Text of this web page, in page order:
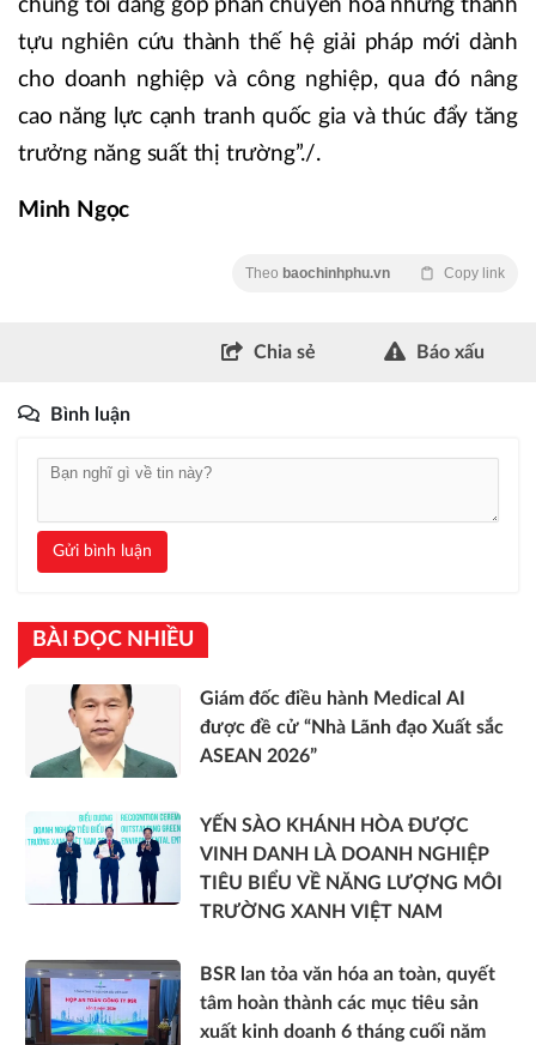
chúng tôi đang góp phần chuyển hóa những thành
tựu nghiên cứu thành thế hệ giải pháp mới dành
cho doanh nghiệp và công nghiệp, qua đó nâng
cao năng lực cạnh tranh quốc gia và thúc đẩy tăng
trưởng năng suất thị trường”./.
Minh Ngọc
Theo baochinhphu.vn Copy link
Chia sẻ Báo xấu
Bình luận
Gửi bình luận
BÀI ĐỌC NHIỀU
Giám đốc điều hành Medical AI
được đề cử “Nhà Lãnh đạo Xuất sắc
ASEAN 2026”
YẾN SÀO KHÁNH HÒA ĐƯỢC
VINH DANH LÀ DOANH NGHIỆP
TIÊU BIỂU VỀ NĂNG LƯỢNG MÔI
TRƯỜNG XANH VIỆT NAM
BSR lan tỏa văn hóa an toàn, quyết
tâm hoàn thành các mục tiêu sản
xuất kinh doanh 6 tháng cuối năm